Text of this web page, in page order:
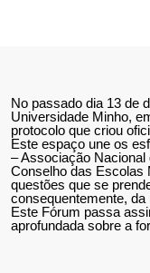
No passado dia 13 de
Universidade Minho,
protocolo que criou
Este espaço une os
– Associação
Conselho das Escolas
questões que se
consequentemente,
Este Fórum passa
aprofundada sobre a